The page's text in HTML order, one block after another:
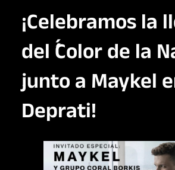
¡Celebramos la
del ´´Color de la
junto a Maykel
Deprati!